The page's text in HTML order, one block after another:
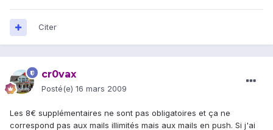
Citer
cr0vax
Posté(e) 16 mars 2009
Les 8€ supplémentaires ne sont pas obligatoires et ça ne
correspond pas aux mails illimités mais aux mails en push. Si j'ai